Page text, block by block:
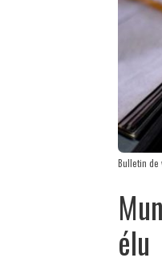
Bulletin
élu